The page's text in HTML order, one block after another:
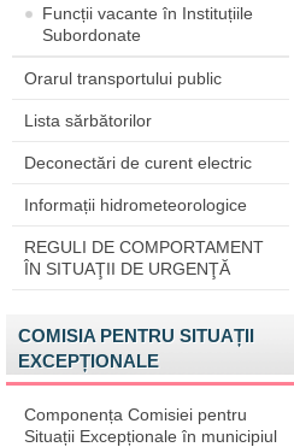
Funcții vacante în Instituțiile
Subordonate
Orarul transportului public
Lista sărbătorilor
Deconectări de curent electric
Informații hidrometeorologice
REGULI DE COMPORTAMENT
ÎN SITUAŢII DE URGENŢĂ
COMISIA PENTRU SITUAȚII
EXCEPȚIONALE
Componența Comisiei pentru
Situații Excepționale în municipiul